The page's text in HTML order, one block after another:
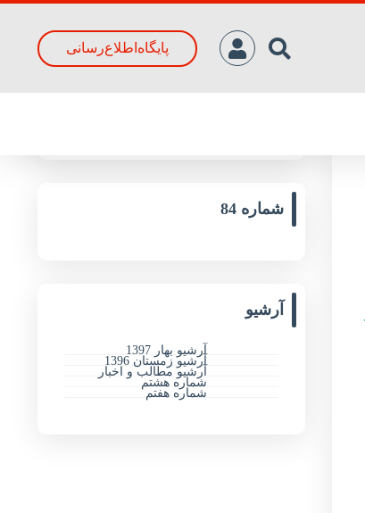
پایگاه‌اطلاع‌رسانی
جدیدترین مقالات
شماره 84
آرشیو
آرشیو بهار 1397
آرشیو زمستان 1396
آرشیو مطالب و اخبار
شماره هشتم
شماره هفتم